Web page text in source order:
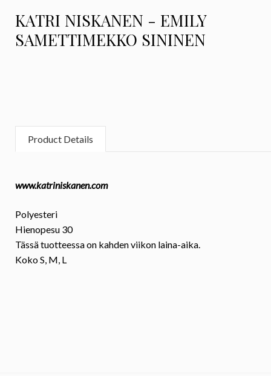
KATRI NISKANEN - EMILY
SAMETTIMEKKO SININEN
Product Details
www.katriniskanen.com
Polyesteri
Hienopesu 30
Tässä tuotteessa on kahden viikon laina-aika.
KokoS, M, L